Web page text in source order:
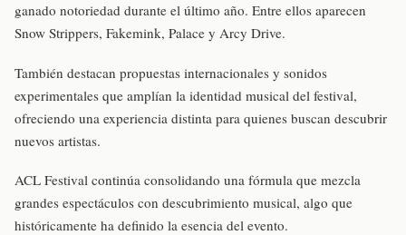
ganado notoriedad durante el último año. Entre ellos aparecen
Snow Strippers, Fakemink, Palace y Arcy Drive.
También destacan propuestas internacionales y sonidos
experimentales que amplían la identidad musical del festival,
ofreciendo una experiencia distinta para quienes buscan descubrir
nuevos artistas.
ACL Festival continúa consolidando una fórmula que mezcla
grandes espectáculos con descubrimiento musical, algo que
históricamente ha definido la esencia del evento.